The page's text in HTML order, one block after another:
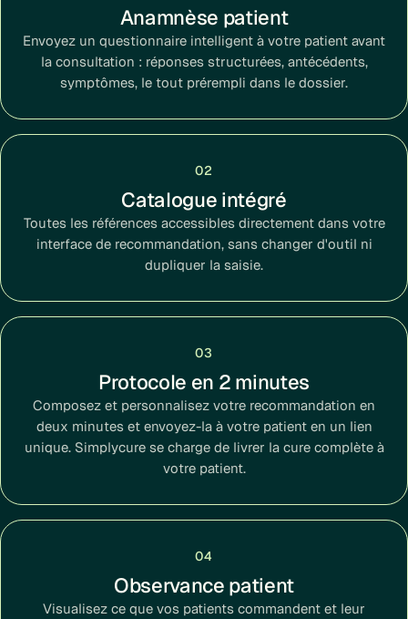
Anamnèse patient
Envoyez un questionnaire intelligent à votre patient avant
la consultation : réponses structurées, antécédents,
symptômes, le tout prérempli dans le dossier.
02
Catalogue intégré
Toutes les références accessibles directement dans votre
interface de recommandation, sans changer d'outil ni
dupliquer la saisie.
03
Protocole en 2 minutes
Composez et personnalisez votre recommandation en
deux minutes et envoyez-la à votre patient en un lien
unique. Simplycure se charge de livrer la cure complète à
votre patient.
04
Observance patient
Visualisez ce que vos patients commandent et leur